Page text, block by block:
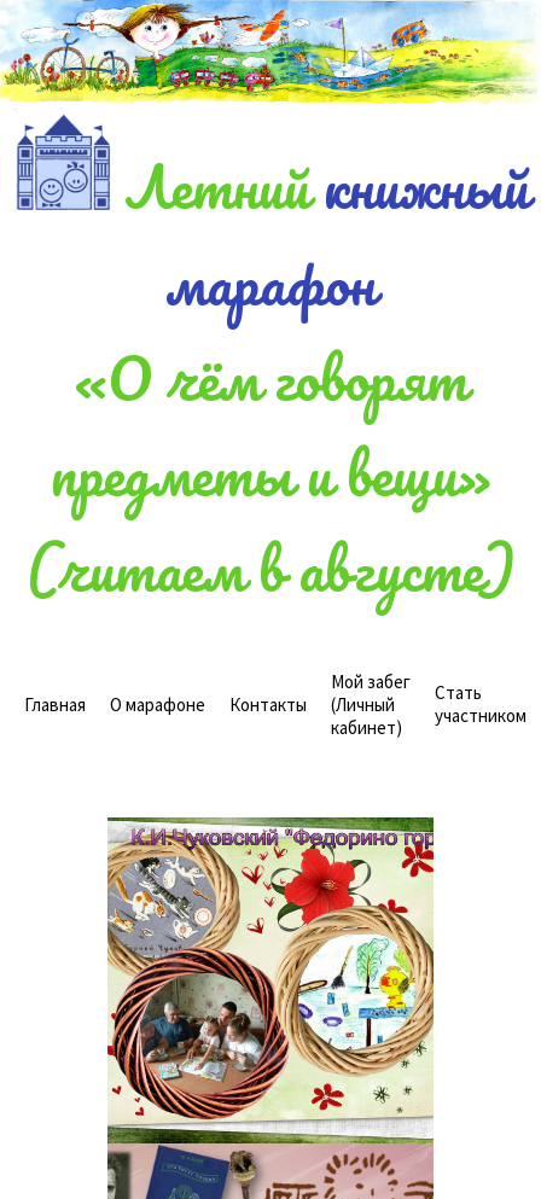
Летнийкнижный
марафон
«О чём говорят
предметы и вещи»
(читаем в августе)
Главная О марафоне Контакты
Мой забег
(Личный
кабинет)
Стать
участником